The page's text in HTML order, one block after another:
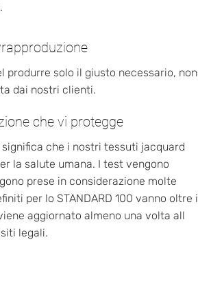
produrre solo il giusto necessario, non
dai nostri clienti.
che vi protegge
significa che i nostri tessuti jacquard
la salute umana. I test vengono
prese in considerazione molte
per lo STANDARD 100 vanno oltre i
aggiornato almeno una volta all
legali.